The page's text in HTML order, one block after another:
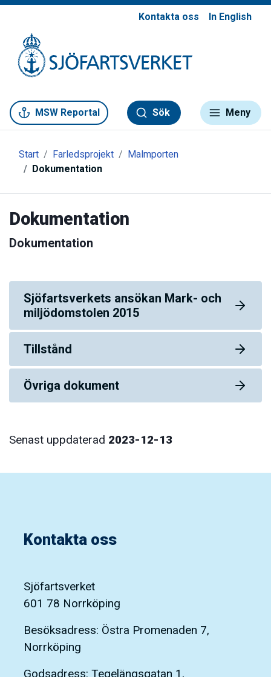
Kontakta oss In English
MSW Reportal Sök Meny
Start Farledsprojekt
Malmporten
Dokumentation
Dokumentation
Dokumentation
Sjöfartsverkets ansökan Mark- och
miljödomstolen 2015
Tillstånd
Övriga dokument
Senast uppdaterad 2023-12-13
Kontakta oss
Sjöfartsverket
601 78 Norrköping
Besöksadress: Östra Promenaden 7,
Norrköping
Godsadress: Tegelängsgatan 1,